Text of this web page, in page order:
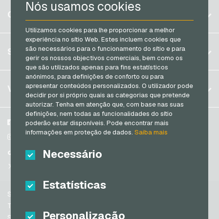
Nós usamos cookies
Utilizamos cookies para lhe proporcionar a melhor
experiência no sítio Web. Estes incluem cookies que
são necessários para o funcionamento do sítio e para
gerir os nossos objectivos comerciais, bem como os
que são utilizados apenas para fins estatísticos
anónimos, para definições de conforto ou para
apresentar conteúdos personalizados. O utilizador pode
decidir por si próprio quais as categorias que pretende
autorizar. Tenha em atenção que, com base nas suas
definições, nem todas as funcionalidades do sítio
poderão estar disponíveis. Pode encontrar mais
informações em proteção de dados.Saiba mais
Necessário
Estatísticas
Personalização
Razer Gold Cartoes de pagamento
Transcash Cartoes de pagamento
Bélgica
Alemanha (DE)
Alemanha (EN)
França
Itália
Países Baixos
Áustria
Portugal
Switzerland (DE)
Switzerland (IT)
Estados Unidos da América (EN)
CONTA
Registrar
Meu carrinho
SERVIÇO
FAQ
Formas de pagamento
Termos e condicoes&Direito de arrependimento
Política de privacidade
VGO-SHOP
Sobre nós
Parceiros
Facebook
Instagram
TikTok
Suporte
Termos e condicoes